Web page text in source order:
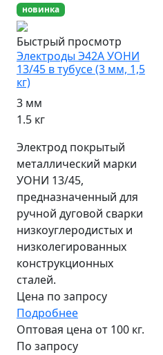
новинка
Быстрый просмотр
Электроды Э42А УОНИ
13/45 в тубусе (3 мм, 1,5
кг)
3 мм
1.5 кг
Электрод покрытый
металлический марки
УОНИ 13/45,
предназначенный для
ручной дуговой сварки
низкоуглеродистых и
низколегированных
конструкционных
сталей.
Цена по запросу
Подробнее
Оптовая цена от 100 кг.
По запросу